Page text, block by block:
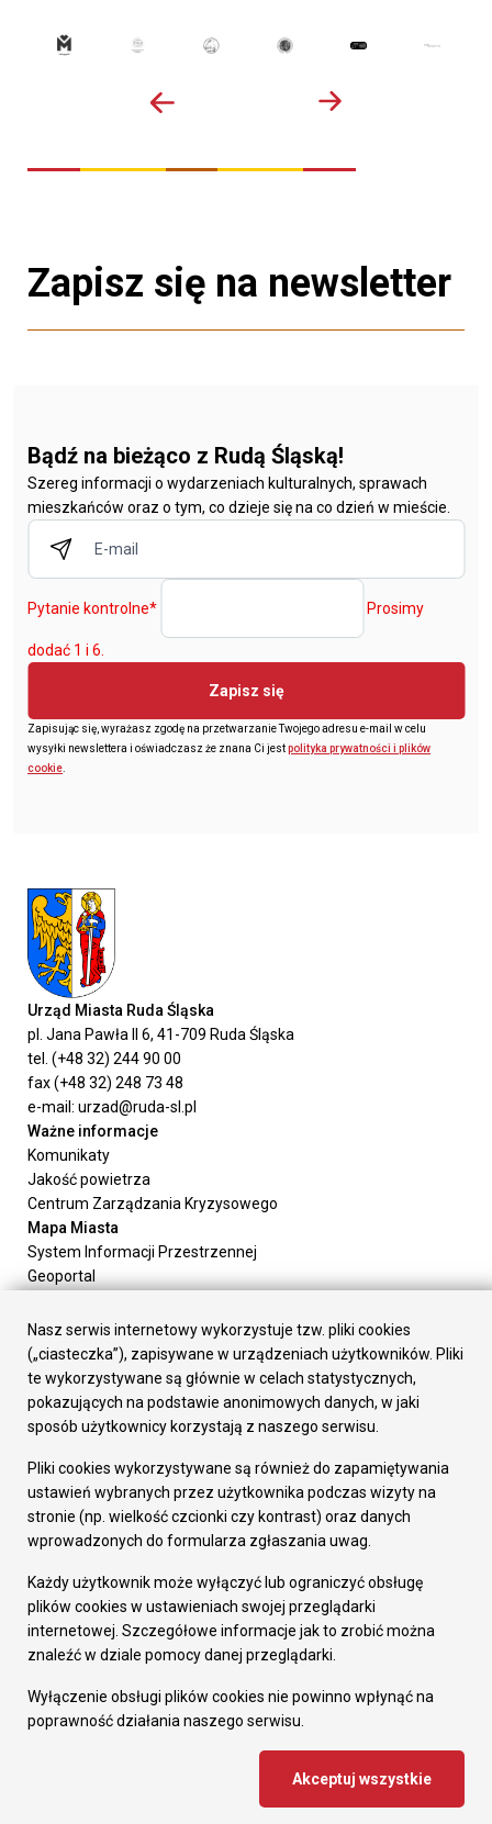
Zapisz się na newsletter
Bądź na bieżąco z Rudą Śląską!
Szereg informacji o wydarzeniach kulturalnych, sprawach
mieszkańców oraz o tym, co dzieje się na co dzień w mieście.
Pytanie kontrolne* Prosimy
dodać 1 i 6.
Zapisz się
Zapisując się, wyrażasz zgodę na przetwarzanie Twojego adresu e-mail w celu
wysyłki newslettera i oświadczasz że znana Ci jestpolityka prywatności i plików
cookie
Urząd Miasta Ruda Śląska
pl. Jana Pawła II 6, 41-709 Ruda Śląska
tel. (+48 32) 244 90 00
fax (+48 32) 248 73 48
e-mail: urzad@ruda-sl.pl
Ważne informacje
Komunikaty
Jakość powietrza
Centrum Zarządzania Kryzysowego
Mapa Miasta
System Informacji Przestrzennej
Geoportal
Załatw sprawę
Prezydent Miasta
Rada Miasta
Wydziały
Elektroniczna Skrzynka Podawcza
Gospodarka
Fundusze europejskie
Środki krajowe
Oferty inwestycyjne
Pozostałe
Deklaracja dostępności
Dane osobowe
Dodaj opinię o witrynie
Nasz serwis internetowy wykorzystuje tzw. pliki cookies
(„ciasteczka”), zapisywane w urządzeniach użytkowników. Pliki
te wykorzystywane są głównie w celach statystycznych,
pokazujących na podstawie anonimowych danych, w jaki
sposób użytkownicy korzystają z naszego serwisu.
Pliki cookies wykorzystywane są również do zapamiętywania
ustawień wybranych przez użytkownika podczas wizyty na
stronie (np. wielkość czcionki czy kontrast) oraz danych
wprowadzonych do formularza zgłaszania uwag.
Każdy użytkownik może wyłączyć lub ograniczyć obsługę
plików cookies w ustawieniach swojej przeglądarki
internetowej. Szczegółowe informacje jak to zrobić można
znaleźć w dziale pomocy danej przeglądarki.
Wyłączenie obsługi plików cookies nie powinno wpłynąć na
poprawność działania naszego serwisu.
Akceptuj wszystkie